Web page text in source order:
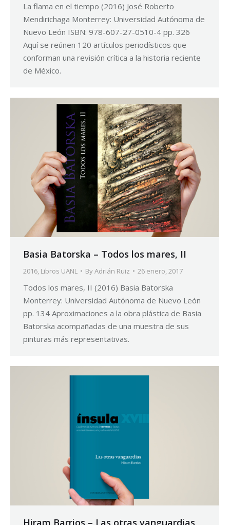
La flama en el tiempo (2016) José Roberto
Mendirichaga Monterrey: Universidad Autónoma de
Nuevo León ISBN: 978-607-27-0510-4 pp. 326
Aquí se reúnen 120 artículos periodísticos que
conforman una revisión crítica a la historia reciente
de México.
Basia Batorska – Todos los mares, II
2016, Libros UANL ByAdrián Ruiz 26 enero, 2017
Todos los mares, II (2016) Basia Batorska
Monterrey: Universidad Autónoma de Nuevo León
pp. 134 Aproximaciones a la obra plástica de Basia
Batorska acompañadas de una muestra de sus
pinturas más representativas.
Hiram Barrios – Las otras vanguardias